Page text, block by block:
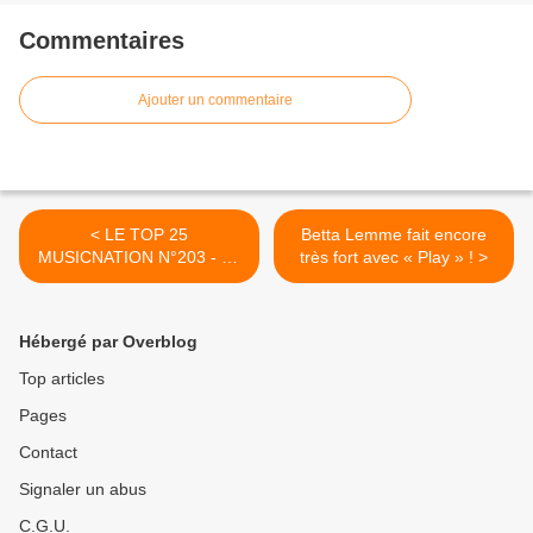
Commentaires
Ajouter un commentaire
< LE TOP 25
MUSICNATION N°203 - 28
AVRIL 2019
Betta Lemme fait encore
très fort avec « Play » ! >
Hébergé par Overblog
Top articles
Pages
Contact
Signaler un abus
C.G.U.